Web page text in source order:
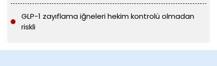
GLP-1 zayıflama iğneleri hekim kontrolü olmadan
riskli